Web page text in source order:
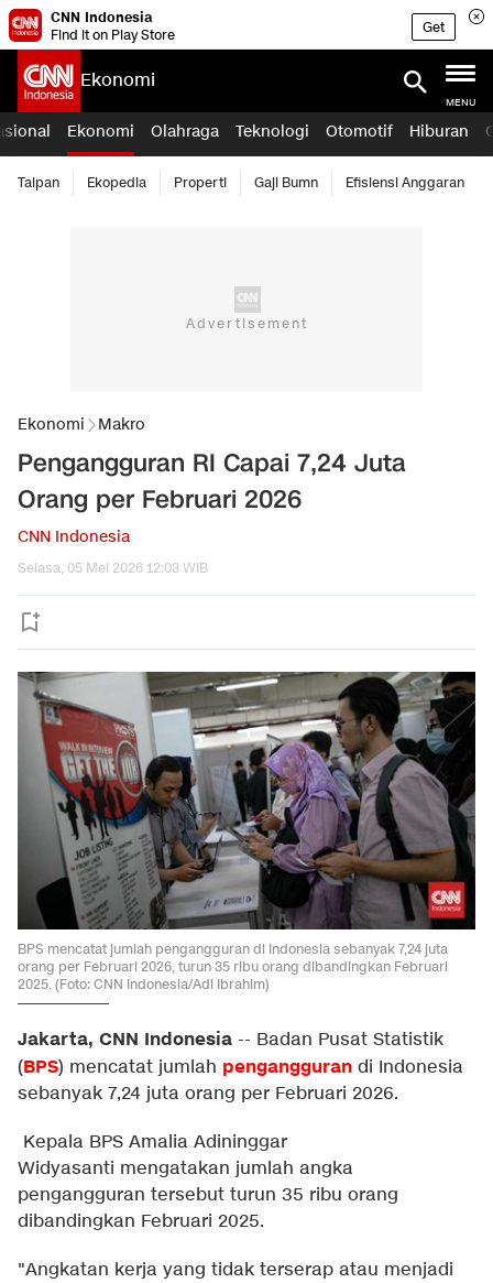
CNN Indonesia
Find it on Play Store
Get
Ekonomi
MENU
Ekonomi Olahraga Teknologi Otomotif Hiburan
Taipan Ekopedia Properti Gaji Bumn Efisiensi Anggaran
Ekonomi Makro
Pengangguran RI Capai 7,24 Juta
Orang per Februari 2026
CNN Indonesia
Selasa, 05 Mei 2026 12:03 WIB
BPS mencatat jumlah pengangguran di Indonesia sebanyak 7,24 juta
orang per Februari 2026, turun 35 ribu orang dibandingkan Februari
2025. (Foto: CNN Indonesia/Adi Ibrahim)
Jakarta, CNN Indonesia -- Badan Pusat Statistik
(BPS) mencatat jumlah pengangguran di Indonesia
sebanyak 7,24 juta orang per Februari 2026.
Kepala BPS Amalia Adininggar
Widyasanti mengatakan jumlah angka
pengangguran tersebut turun 35 ribu orang
dibandingkan Februari 2025.
"Angkatan kerja yang tidak terserap atau menjadi